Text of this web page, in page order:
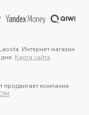
Интернет магазин
Карта сайта
продвигает компания
.